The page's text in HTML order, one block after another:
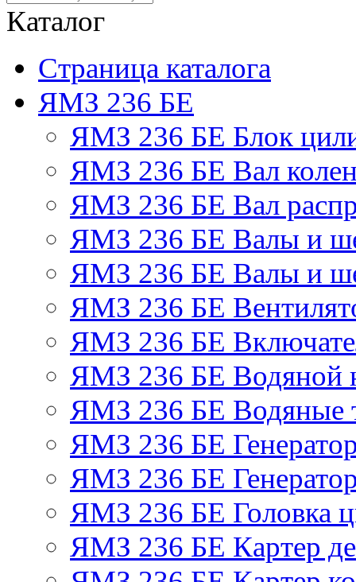
Каталог
Страница каталога
ЯМЗ 236 БЕ
ЯМЗ 236 БЕ Блок
ЯМЗ 236 БЕ Вал
ЯМЗ 236 БЕ Вал
ЯМЗ 236 БЕ Валы и
ЯМЗ 236 БЕ Валы и
ЯМЗ 236 БЕ
ЯМЗ 236 БЕ
ЯМЗ 236 БЕ Водяной
ЯМЗ 236 БЕ Водяные
ЯМЗ 236 БЕ
ЯМЗ 236 БЕ
ЯМЗ 236 БЕ Головка
ЯМЗ 236 БЕ Картер